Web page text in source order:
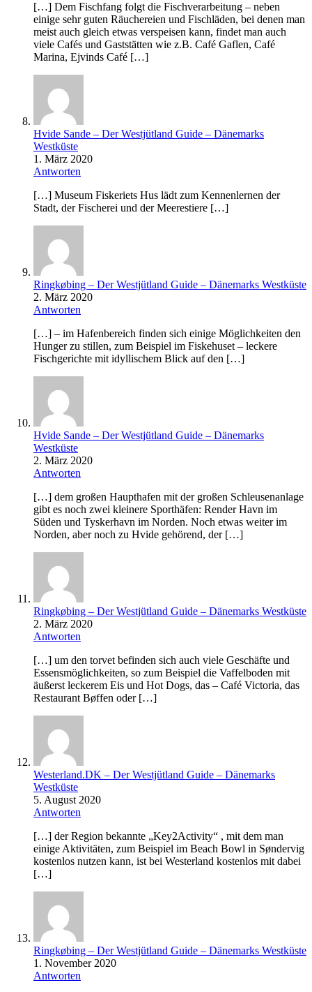
[…] Dem Fischfang folgt die Fischverarbeitung – neben
einige sehr guten Räuchereien und Fischläden, bei denen man
meist auch gleich etwas verspeisen kann, findet man auch
viele Cafés und Gaststätten wie z.B. Café Gaflen, Café
Marina, Ejvinds Café […]
Hvide Sande – Der Westjütland Guide – Dänemarks
Westküste
1. März 2020
Antworten
[…] Museum Fiskeriets Hus lädt zum Kennenlernen der
Stadt, der Fischerei und der Meerestiere […]
Ringkøbing – Der Westjütland Guide – Dänemarks Westküste
2. März 2020
Antworten
[…] – im Hafenbereich finden sich einige Möglichkeiten den
Hunger zu stillen, zum Beispiel im Fiskehuset – leckere
Fischgerichte mit idyllischem Blick auf den […]
Hvide Sande – Der Westjütland Guide – Dänemarks
Westküste
2. März 2020
Antworten
[…] dem großen Haupthafen mit der großen Schleusenanlage
gibt es noch zwei kleinere Sporthäfen: Render Havn im
Süden und Tyskerhavn im Norden. Noch etwas weiter im
Norden, aber noch zu Hvide gehörend, der […]
Ringkøbing – Der Westjütland Guide – Dänemarks Westküste
2. März 2020
Antworten
[…] um den torvet befinden sich auch viele Geschäfte und
Essensmöglichkeiten, so zum Beispiel die Vaffelboden mit
äußerst leckerem Eis und Hot Dogs, das – Café Victoria, das
Restaurant Bøffen oder […]
Westerland.DK – Der Westjütland Guide – Dänemarks
Westküste
5. August 2020
Antworten
[…] der Region bekannte „Key2Activity“ , mit dem man
einige Aktivitäten, zum Beispiel im Beach Bowl in Søndervig
kostenlos nutzen kann, ist bei Westerland kostenlos mit dabei
[…]
Ringkøbing – Der Westjütland Guide – Dänemarks Westküste
1. November 2020
Antworten